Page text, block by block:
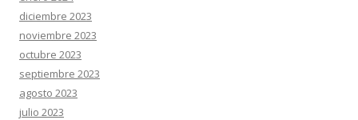
diciembre 2023
noviembre 2023
octubre 2023
septiembre 2023
agosto 2023
julio 2023